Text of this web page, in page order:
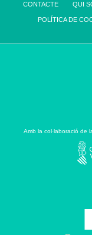
CONTACTE QUI
POLÍTICA DE
Amb la col·laboració de